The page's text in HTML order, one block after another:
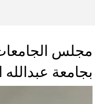
مجلس
بجامعة عبدالله